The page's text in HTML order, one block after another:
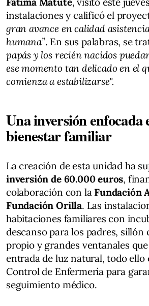
instalaciones y calificó el
gran avance en calidad
humana”. En sus palabras, se
papás y los recién nacidos
ese momento tan delicado en el
comienza a estabilizarse".
Una inversión enfocada
bienestar familiar
La creación de esta unidad ha
inversión de 60.000 euros,
colaboración con la Fundación
Fundación Orilla. Las
habitaciones familiares con
descanso para los padres, sillón
propio y grandes ventanales
entrada de luz natural, todo ello
Control de Enfermería para
seguimiento médico.